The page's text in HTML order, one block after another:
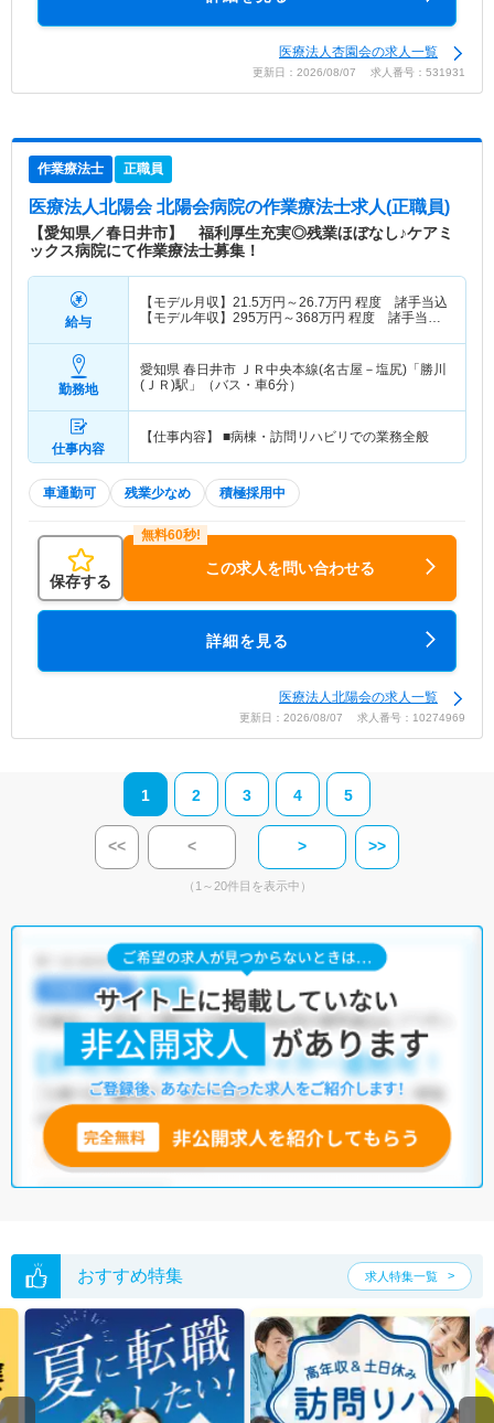
医療法人杏園会の求人一覧
更新日：2026/08/07 求人番号：531931
作業療法士 正職員
医療法人北陽会 北陽会病院の作業療法士求人(正職員)
【愛知県／春日井市】 福利厚生充実◎残業ほぼなし♪ケアミ
ックス病院にて作業療法士募集！
給与
【モデル月収】 21.5万円～26.7万円 程度 諸手当込
【モデル年収】 295万円～368万円 程度 諸手当・
勤務地
愛知県 春日井市 ＪＲ中央本線(名古屋－塩尻)「勝川
(ＪＲ)駅」（バス・車6分）
仕事内容
【仕事内容】 ■病棟・訪問リハビリでの業務全般
車通勤可 残業少なめ 積極採用中
保存する
この求人を問い合わせる
詳細を見る
医療法人北陽会の求人一覧
更新日：2026/08/07 求人番号：10274969
1 2 3 4 5
<< < > >>
（1～20件目を表示中）
おすすめ特集 求人特集一覧